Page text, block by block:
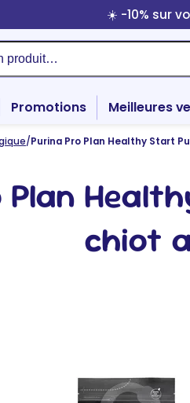
☀️ -10% sur
Promotions Meilleures
/Purina Pro Plan Healthy Start
Plan
chiot